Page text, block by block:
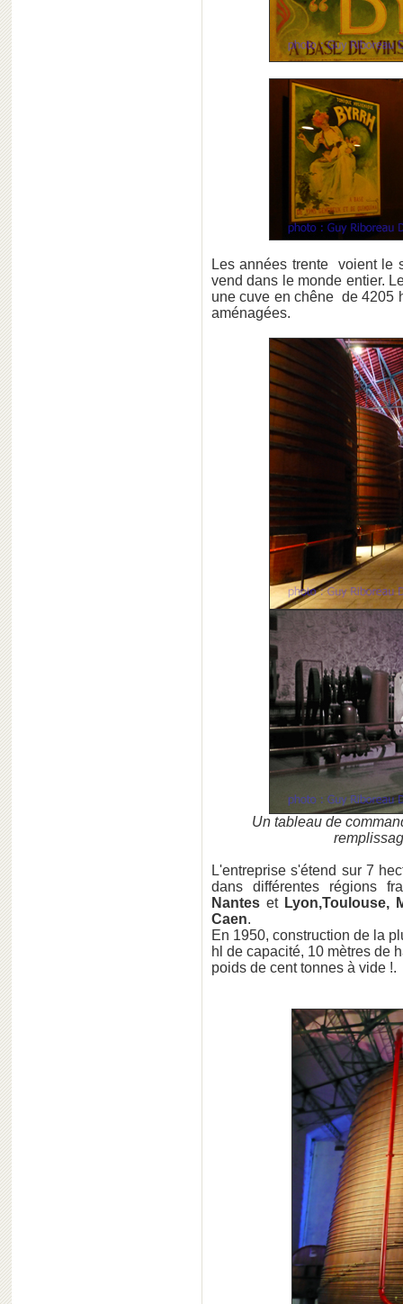
Les années trente voient le
vend dans le monde entier.
une cuve en chêne de 4205
aménagées.
Un tableau de
L'entreprise s'étend sur 7
dans différentes régions
NantesetLyon,Toulouse,
Caen.
En 1950, construction de la
hl de capacité, 10 mètres de
poids de cent tonnes à vide !.